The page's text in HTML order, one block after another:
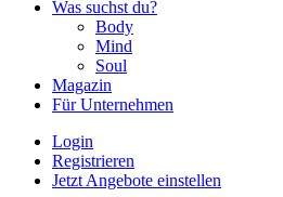
Was suchst du?
Body
Mind
Soul
Magazin
Für Unternehmen
Login
Registrieren
Jetzt Angebote einstellen